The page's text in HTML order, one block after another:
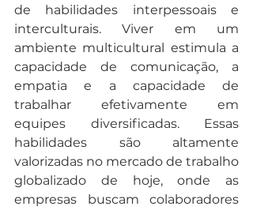
de habilidades interpessoais e
interculturais. Viver em um
ambiente multicultural estimula a
capacidade de comunicação, a
empatia e a capacidade de
trabalhar efetivamente em
equipes diversificadas. Essas
habilidades são altamente
valorizadas no mercado de trabalho
globalizado de hoje, onde as
empresas buscam colaboradores